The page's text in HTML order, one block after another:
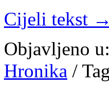
Cijeli tekst →
Objavljeno u:
Hronika /